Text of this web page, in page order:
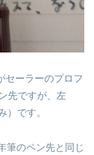
セーラーのプロフ
先ですが、左
）です。
筆のペン先と同じ